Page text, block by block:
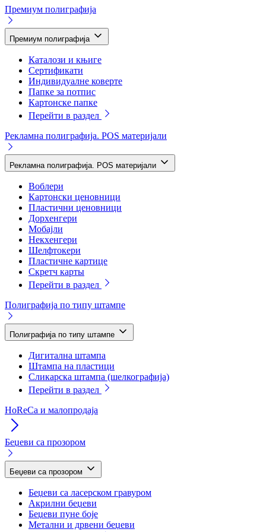
Премиум полиграфија
Премиум полиграфија
Каталози и књиге
Сертификати
Индивидуалне коверте
Папке за потпис
Картонске папке
Перейти в раздел
Рекламна полиграфија. POS материјали
Рекламна полиграфија. POS материјали
Воблери
Картонски ценовници
Пластични ценовници
Дорхенгери
Мобајли
Некхенгери
Шелфтокери
Пластичне картице
Скретч карты
Перейти в раздел
Полиграфија по типу штампе
Полиграфија по типу штампе
Дигитална штампа
Штампа на пластици
Сликарска штампа (шелкографија)
Перейти в раздел
HoReCa и малопродаја
Беџеви са прозором
Беџеви са прозором
Беџеви са ласерском гравуром
Акрилни беџеви
Беџеви пуне боје
Метални и дрвени беџеви